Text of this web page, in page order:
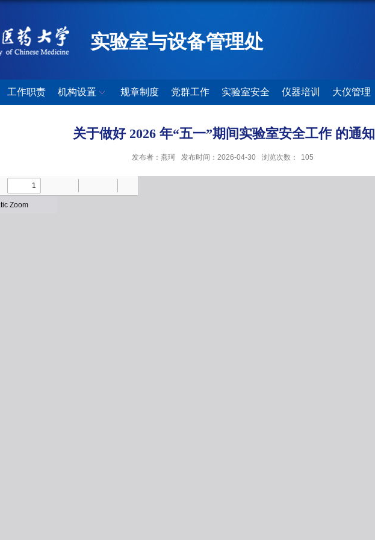
实验室与设备管理处
工作职责 机构设置 规章制度 党群工作 实验室安全 仪器培训 大仪管理
关于做好 2026 年“五一”期间实验室安全工作 的通知
发布者：燕珂 发布时间：2026-04-30 浏览次数： 105